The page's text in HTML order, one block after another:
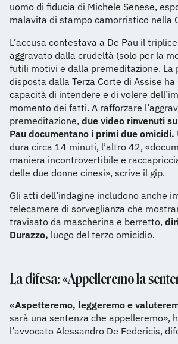
uomo di fiducia di Michele Senese,
malavita di stampo camorristico nella
L’accusa contestava a De Pau il
aggravato dalla crudeltà (solo per la
futili motivi e dalla premeditazione. La
disposta dalla Terza Corte di Assise
capacità di intendere e di volere
momento dei fatti. A rafforzare
premeditazione, due video rinvenuti
Pau documentano i primi due omicidi.
dura circa 14 minuti, l’altro 42,
maniera incontrovertibile e
delle due donne cinesi», scrive il gip.
Gli atti dell’indagine includono anche
telecamere di sorveglianza che
travisato da mascherina e berretto,
Durazzo, luogo del terzo omicidio.
La difesa: «Appelleremo la
«Aspetteremo, leggeremo e
sarà una sentenza che appelleremo»,
l’avvocato Alessandro De Federicis,